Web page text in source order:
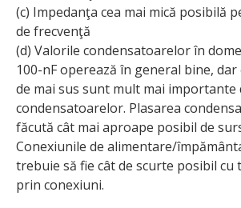
(c) Impedanţa cea mai mică posibilă
de frecvenţă
(d) Valorile condensatoarelor în
100-nF operează în general bine, dar
de mai sus sunt mult mai importante
condensatoarelor. Plasarea
făcută cât mai aproape posibil de
Conexiunile de alimentare/
trebuie să fie cât de scurte posibil cu
prin conexiuni.